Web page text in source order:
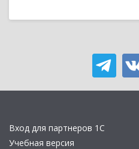
Вход для партнеров 1С
Учебная версия